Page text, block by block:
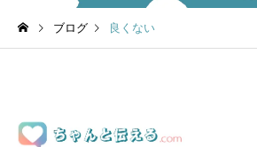
ブログ 良くない